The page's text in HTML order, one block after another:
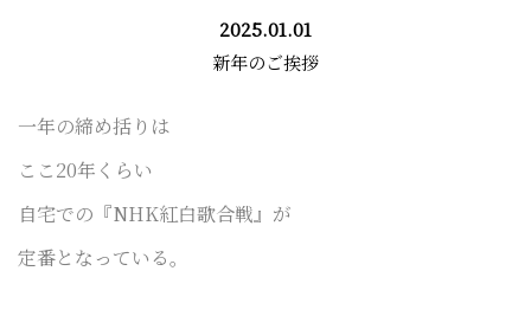
2025.01.01
新年のご挨拶
一年の締め括りは
ここ20年くらい
自宅での 『NHK紅白歌合戦』 が
定番となっている。